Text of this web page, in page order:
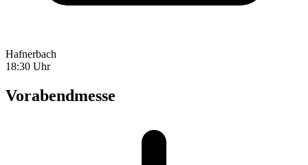
Hafnerbach
18:30 Uhr
Vorabendmesse